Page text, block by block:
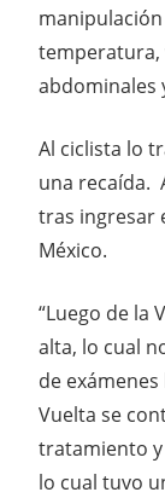
temperatura,
abdominales
Al ciclista lo
una recaída.
tras ingresar
México.
“Luego de la
alta, lo cual
de
Vuelta se
tratamiento
lo cual tuvo